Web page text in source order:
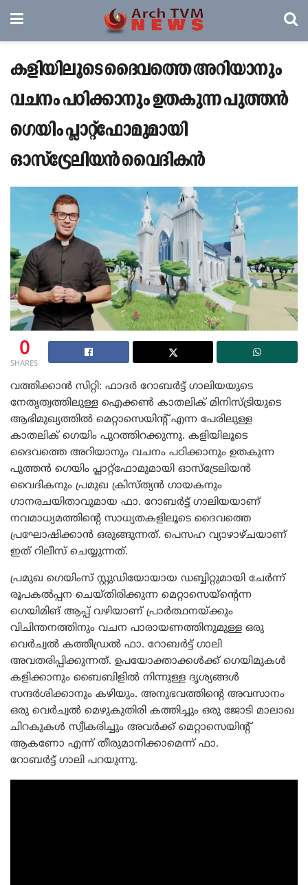
കളിയിലൂടെ ദൈവത്തെ അറിയാനും
വചനം പഠിക്കാനും ഉതകുന്ന പുത്തൻ
ഗെയിം പ്ലാറ്റ്ഫോമുമായി
ഓസ്ട്രേലിയൻ വൈദികൻ
0
SHARES
വത്തിക്കാൻ സിറ്റി: ഫാദർ റോബർട്ട് ഗാലിയയുടെ
നേതൃത്വത്തിലുള്ള ഐക്കൺ കാതലിക് മിനിസ്ട്രിയുടെ
ആഭിമുഖ്യത്തിൽ മെറ്റാസെയിന്റ് എന്ന പേരിലുള്ള
കാതലിക് ഗെയിം പുറത്തിറക്കുന്നു. കളിയിലൂടെ
ദൈവത്തെ അറിയാനും വചനം പഠിക്കാനും ഉതകുന്ന
പുത്തൻ ഗെയിം പ്ലാറ്റ്ഫോമുമായി ഓസ്ട്രേലിയൻ
വൈദികനും പ്രമുഖ ക്രിസ്ത്യൻ ഗായകനും
ഗാനരചയിതാവുമായ ഫാ. റോബർട്ട് ഗാലിയയാണ്
നവമാധ്യമത്തിന്റെ സാധ്യതകളിലൂടെ ദൈവത്തെ
പ്രഘോഷിക്കാൻ ഒരുങ്ങുന്നത്. പെസഹ വ്യാഴാഴ്ചയാണ്
ഇത് റിലീസ് ചെയ്യുന്നത്.
പ്രമുഖ ഗെയിംസ് സ്റ്റുഡിയോയായ ഡബ്ബിറ്റുമായി ചേർന്ന്
രൂപകൽപ്പന ചെയ്‌തിരിക്കുന്ന മെറ്റാസെയ്ന്റെന്ന
ഗെയിമിങ് ആപ്പ് വഴിയാണ് പ്രാർത്ഥനയ്‌ക്കും
വിചിന്തനത്തിനും വചന പാരായണത്തിനുമുള്ള ഒരു
വെർച്വൽ കത്തീഡ്രൽ ഫാ. റോബർട്ട് ഗാലി
അവതരിപ്പിക്കുന്നത്. ഉപയോക്താക്കൾക്ക് ഗെയിമുകൾ
കളിക്കാനും ബൈബിളിൽ നിന്നുള്ള ദൃശ്യങ്ങൾ
സന്ദർശിക്കാനും കഴിയും. അനുഭവത്തിൻ്റെ അവസാനം
ഒരു വെർച്വൽ മെഴുകുതിരി കത്തിച്ചും ഒരു ജോടി മാലാഖ
ചിറകുകൾ സ്വീകരിച്ചും അവർക്ക് മെറ്റാസെയിൻ്റ്
ആകണോ എന്ന് തീരുമാനിക്കാമെന്ന് ഫാ.
റോബർട്ട് ഗാലി പറയുന്നു.